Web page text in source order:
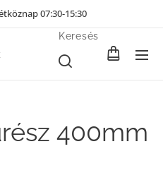
07:30-15:30
Keresés
400mm